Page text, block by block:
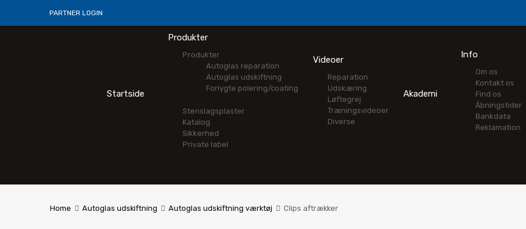
PARTNER LOGIN
Startside
Produkter
Produkter
Autoglas reparation
Autoglas udskiftning
Forlygte polering/coating
Stenslagsplaster
Katalog
Sikkerhed
Private label
Videoer
Reparation
Udskæring
Løftegrej
Træningsvideoer
Diverse
Akademi
Info
Om os
Kontakt os
Find os
Åbningstider
Bankdata
Reklamation
Home Autoglas udskiftning Autoglas udskiftning værktøj Clips aftrækker